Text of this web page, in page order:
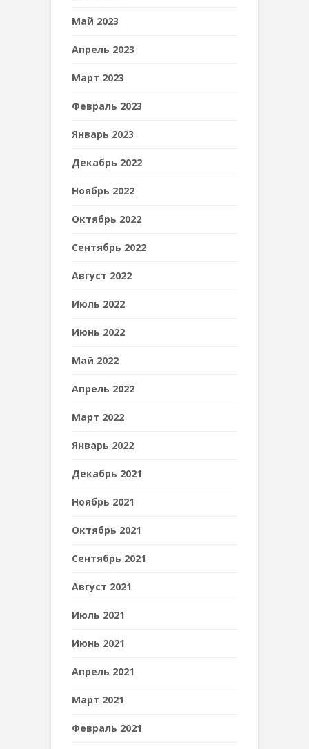
Май 2023
Апрель 2023
Март 2023
Февраль 2023
Январь 2023
Декабрь 2022
Ноябрь 2022
Октябрь 2022
Сентябрь 2022
Август 2022
Июль 2022
Июнь 2022
Май 2022
Апрель 2022
Март 2022
Январь 2022
Декабрь 2021
Ноябрь 2021
Октябрь 2021
Сентябрь 2021
Август 2021
Июль 2021
Июнь 2021
Апрель 2021
Март 2021
Февраль 2021